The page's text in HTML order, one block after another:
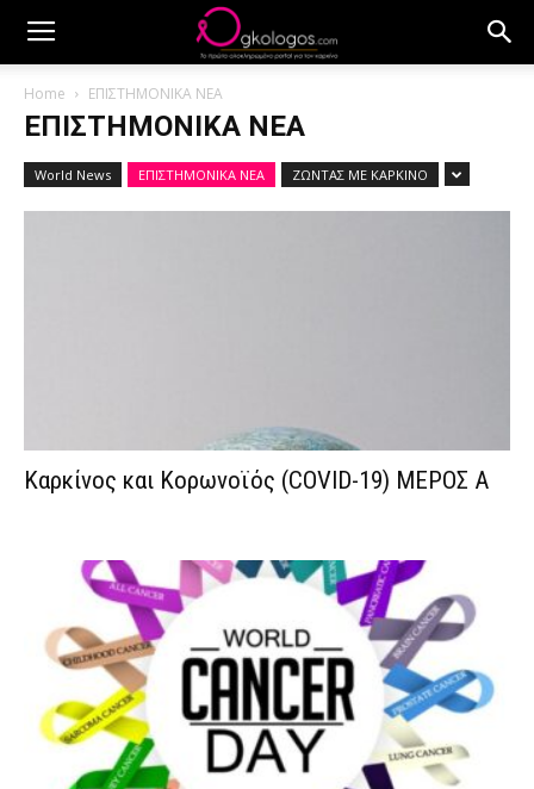
Home ΕΠΙΣΤΗΜΟΝΙΚΑ ΝΕΑ
ΕΠΙΣΤΗΜΟΝΙΚΑ ΝΕΑ
World News ΕΠΙΣΤΗΜΟΝΙΚΑ ΝΕΑ ΖΩΝΤΑΣ ΜΕ ΚΑΡΚΙΝΟ
Καρκίνος και Κορωνοϊός (COVID-19) ΜΕΡΟΣ Α